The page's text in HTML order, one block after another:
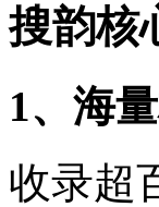
搜韵核
1、海
收录超